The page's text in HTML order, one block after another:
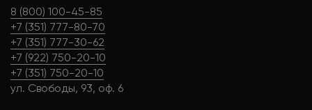
8 (800) 100-45-85
+7 (351) 777-80-70
+7 (351) 777-30-62
+7 (922) 750-20-10
+7 (351) 750-20-10
ул. Свободы, 93, оф. 6